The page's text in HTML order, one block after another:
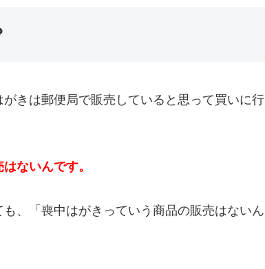
きは郵便局で販売していると思って買いに行
ないんです。
、「喪中はがきっていう商品の販売はないん